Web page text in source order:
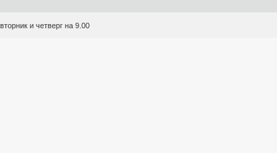
и четверг на 9.00